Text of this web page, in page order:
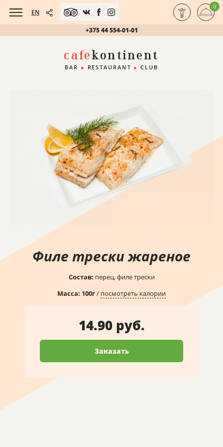
EN
+375 44 554-01-01
0
cafekontinent
BAR ● RESTAURANT ● CLUB
Филе трески жареное
Состав: перец, филе трески
Масса: 100г/ посмотреть калории
14.90 руб.
Заказать